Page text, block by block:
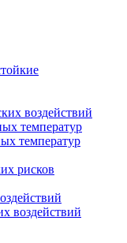
воздействий
температур
температур
рисков
воздействий